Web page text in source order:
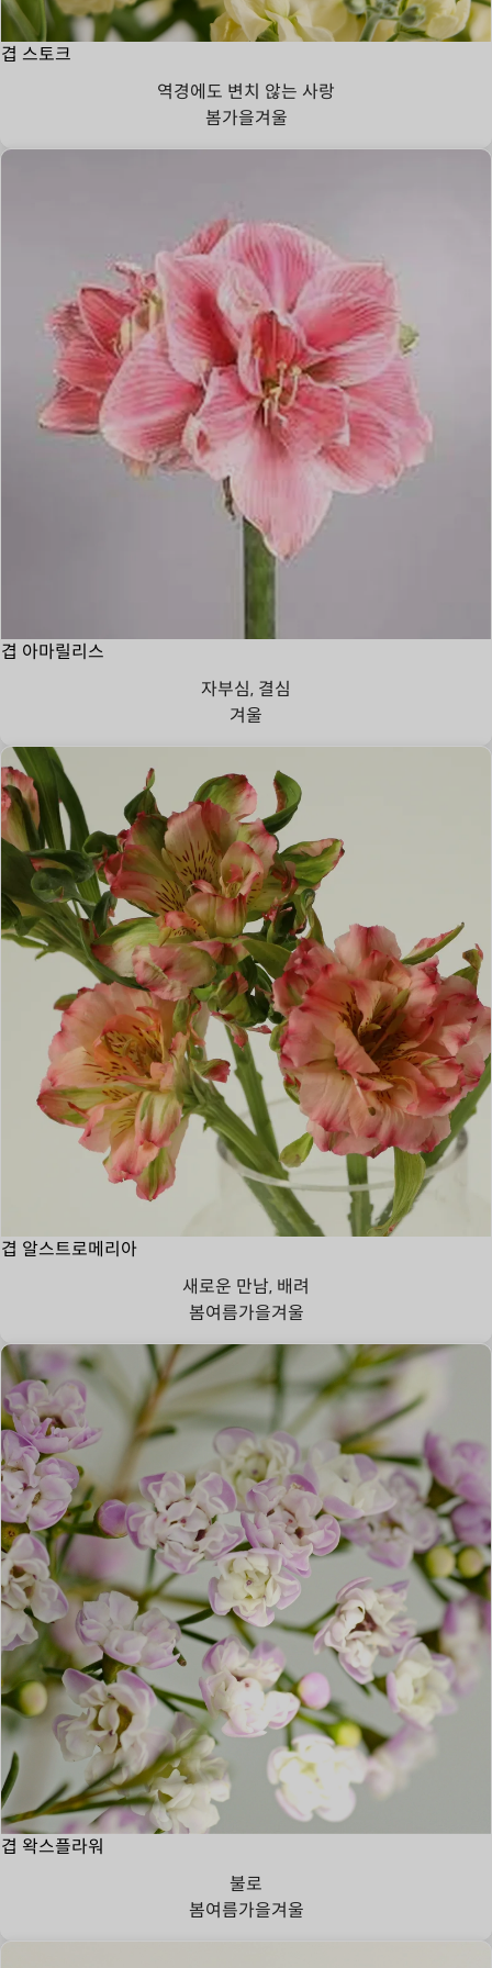
겹 스토크
역경에도 변치 않는 사랑
봄가을겨울
겹 아마릴리스
자부심, 결심
겨울
겹 알스트로메리아
새로운 만남, 배려
봄여름가을겨울
겹 왁스플라워
불로
봄여름가을겨울